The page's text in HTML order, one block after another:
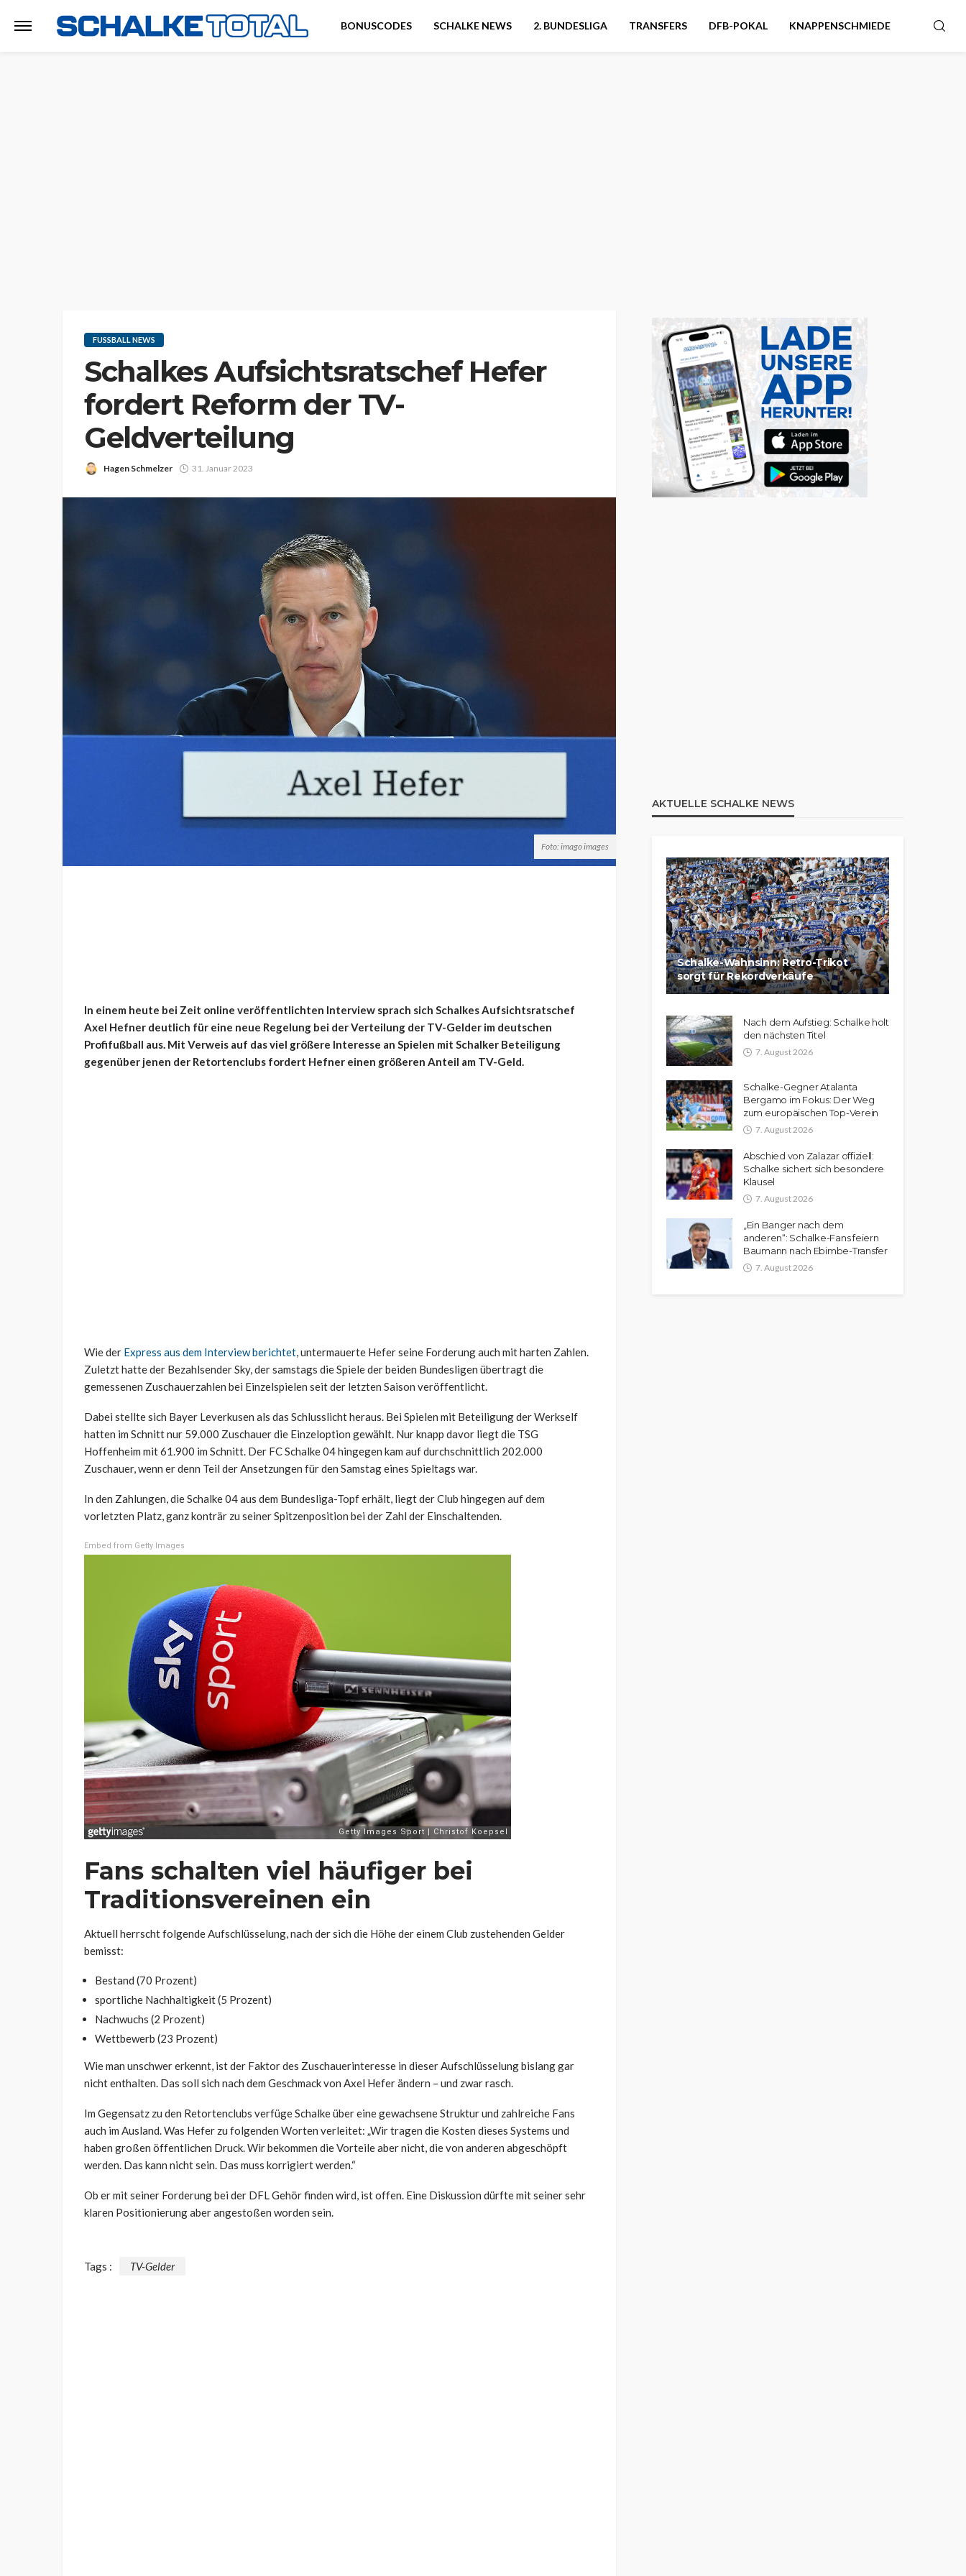
BONUSCODES SCHALKE NEWS 2. BUNDESLIGA TRANSFERS DFB-POKAL KNAPPENSCHMIEDE
FUSSBALL NEWS
Schalkes Aufsichtsratschef Hefer
fordert Reform der TV-
Geldverteilung
Hagen Schmelzer 31. Januar 2023
Foto: imago images
In einem heute bei Zeit online veröffentlichten Interview sprach sich Schalkes Aufsichtsratschef
Axel Hefner deutlich für eine neue Regelung bei der Verteilung der TV-Gelder im deutschen
Profifußball aus. Mit Verweis auf das viel größere Interesse an Spielen mit Schalker Beteiligung
gegenüber jenen der Retortenclubs fordert Hefner einen größeren Anteil am TV-Geld.
Wie der Express aus dem Interview berichtet, untermauerte Hefer seine Forderung auch mit harten Zahlen.
Zuletzt hatte der Bezahlsender Sky, der samstags die Spiele der beiden Bundesligen übertragt die
gemessenen Zuschauerzahlen bei Einzelspielen seit der letzten Saison veröffentlicht.
Dabei stellte sich Bayer Leverkusen als das Schlusslicht heraus. Bei Spielen mit Beteiligung der Werkself
hatten im Schnitt nur 59.000 Zuschauer die Einzeloption gewählt. Nur knapp davor liegt die TSG
Hoffenheim mit 61.900 im Schnitt. Der FC Schalke 04 hingegen kam auf durchschnittlich 202.000
Zuschauer, wenn er denn Teil der Ansetzungen für den Samstag eines Spieltags war.
In den Zahlungen, die Schalke 04 aus dem Bundesliga-Topf erhält, liegt der Club hingegen auf dem
vorletzten Platz, ganz konträr zu seiner Spitzenposition bei der Zahl der Einschaltenden.
Embed from Getty Images
Fans schalten viel häufiger bei
Traditionsvereinen ein
Aktuell herrscht folgende Aufschlüsselung, nach der sich die Höhe der einem Club zustehenden Gelder
bemisst:
Bestand (70 Prozent)
sportliche Nachhaltigkeit (5 Prozent)
Nachwuchs (2 Prozent)
Wettbewerb (23 Prozent)
Wie man unschwer erkennt, ist der Faktor des Zuschauerinteresse in dieser Aufschlüsselung bislang gar
nicht enthalten. Das soll sich nach dem Geschmack von Axel Hefer ändern – und zwar rasch.
Im Gegensatz zu den Retortenclubs verfüge Schalke über eine gewachsene Struktur und zahlreiche Fans
auch im Ausland. Was Hefer zu folgenden Worten verleitet: „Wir tragen die Kosten dieses Systems und
haben großen öffentlichen Druck. Wir bekommen die Vorteile aber nicht, die von anderen abgeschöpft
werden. Das kann nicht sein. Das muss korrigiert werden.“
Ob er mit seiner Forderung bei der DFL Gehör finden wird, ist offen. Eine Diskussion dürfte mit seiner sehr
klaren Positionierung aber angestoßen worden sein.
Tags : TV-Gelder
AKTUELLE SCHALKE NEWS
Schalke-Wahnsinn: Retro-Trikot
sorgt für Rekordverkäufe
Nach dem Aufstieg: Schalke holt
den nächsten Titel
7. August 2026
Schalke-Gegner Atalanta
Bergamo im Fokus: Der Weg
zum europäischen Top-Verein
7. August 2026
Abschied von Zalazar offiziell:
Schalke sichert sich besondere
Klausel
7. August 2026
„Ein Banger nach dem
anderen“: Schalke-Fans feiern
Baumann nach Ebimbe-Transfer
7. August 2026